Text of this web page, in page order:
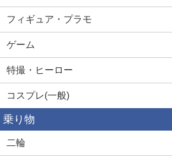
フィギュア・プラモ
ゲーム
特撮・ヒーロー
コスプレ(一般)
乗り物
二輪